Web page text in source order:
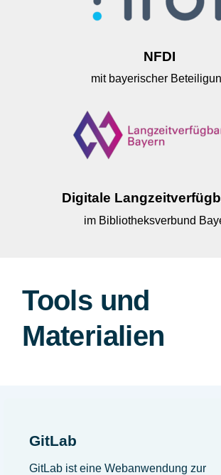
NFDI
mit bayerischer
Digitale
im Bibliotheksverbund
Tools und
Materialien
GitLab
GitLab ist eine Webanwendung zur